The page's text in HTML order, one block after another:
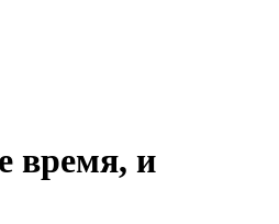
время, и